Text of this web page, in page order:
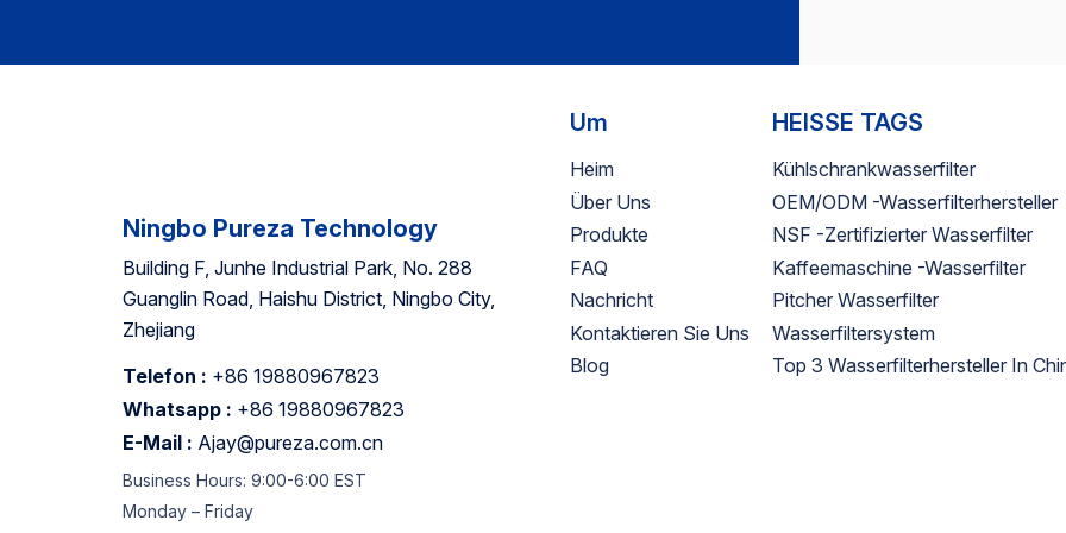
Ningbo Pureza Technology
Building F, Junhe Industrial Park, No. 288
Guanglin Road, Haishu District, Ningbo City,
Zhejiang
Telefon : +86 19880967823
Whatsapp : +86 19880967823
E-Mail : Ajay@pureza.com.cn
Business Hours: 9:00-6:00 EST
Monday – Friday
Um
Heim
Über Uns
Produkte
FAQ
Nachricht
Kontaktieren Sie Uns
Blog
HEISSE TAGS
Kühlschrankwasserfilter
OEM/ODM -Wasserfilterhersteller
NSF -zertifizierter Wasserfilter
Kaffeemaschine -Wasserfilter
Pitcher Wasserfilter
Wasserfiltersystem
Top 3 Wasserfilterhersteller In